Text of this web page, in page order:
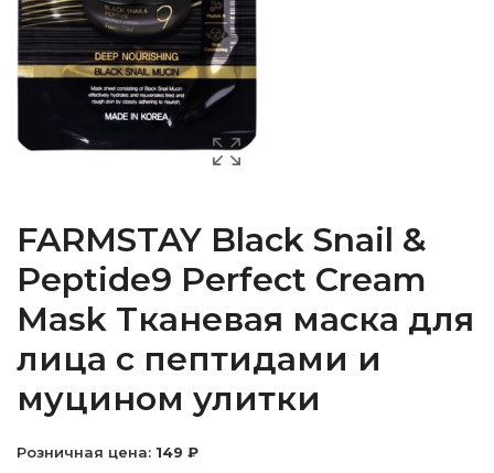
FARMSTAY Black Snail &
Peptide9 Perfect Cream
Mask Тканевая маска для
лица с пептидами и
муцином улитки
Розничная цена: 149 ₽